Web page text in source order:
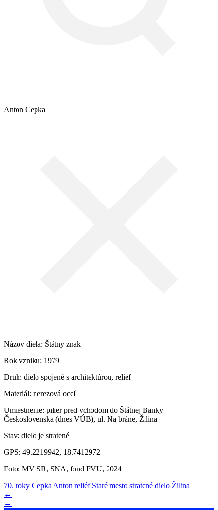
Anton Cepka
Názov diela: Štátny znak
Rok vzniku: 1979
Druh: dielo spojené s architektúrou, reliéf
Materiál: nerezová oceľ
Umiestnenie: pilier pred vchodom do Štátnej Banky
Československa (dnes VÚB), ul. Na bráne, Žilina
Stav: dielo je stratené
GPS: 49.2219942, 18.7412972
Foto: MV SR, SNA, fond FVU, 2024
70. roky Cepka Anton reliéf Staré mesto stratené dielo Žilina
←
→